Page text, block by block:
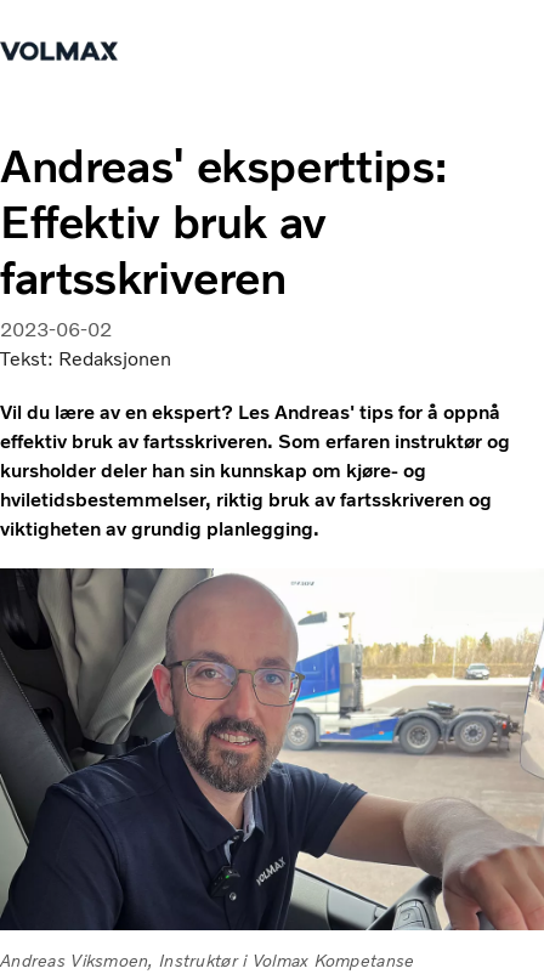
Lastebiler
Nyheter
Kontakt oss
Verksted & Service
Bestill time
Kurs og rådgivning
Andreas' eksperttips:
Effektiv bruk av
fartsskriveren
2023-06-02
Tekst: Redaksjonen
Vil du lære av en ekspert? Les Andreas' tips for å oppnå
effektiv bruk av fartsskriveren. Som erfaren instruktør og
kursholder deler han sin kunnskap om kjøre- og
hviletidsbestemmelser, riktig bruk av fartsskriveren og
viktigheten av grundig planlegging.
Andreas Viksmoen, Instruktør i Volmax Kompetanse